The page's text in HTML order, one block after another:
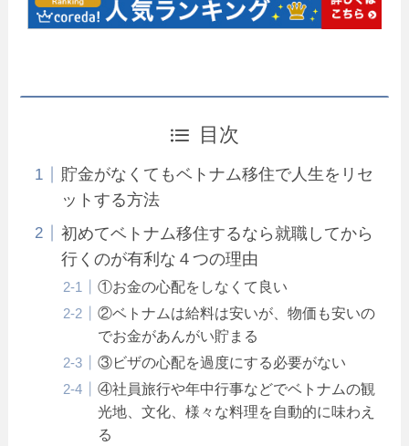
目次
貯金がなくてもベトナム移住で人生をリセ
ットする方法
初めてベトナム移住するなら就職してから
行くのが有利な４つの理由
①お金の心配をしなくて良い
②ベトナムは給料は安いが、物価も安いの
でお金があんがい貯まる
③ビザの心配を過度にする必要がない
④社員旅行や年中行事などでベトナムの観
光地、文化、様々な料理を自動的に味わえ
る